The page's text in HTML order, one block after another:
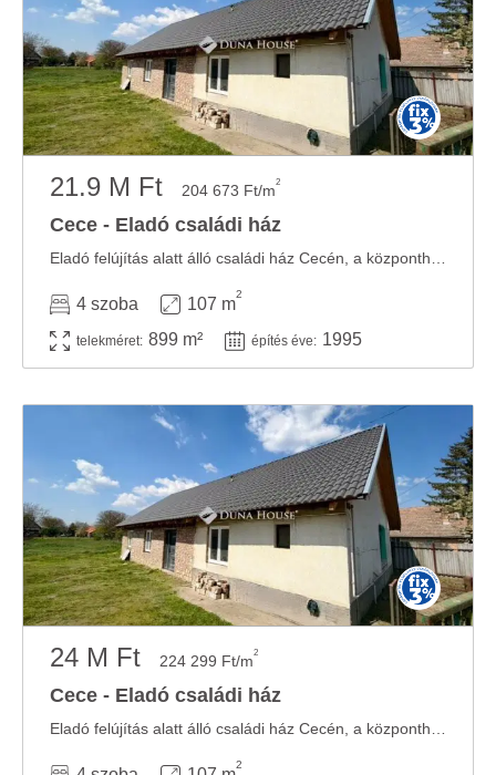
21.9 M Ft 204 673 Ft/m2
Cece - Eladó családi ház
4 szoba 107 m
2
telekméret: 899 m² építés éve: 1995
24 M Ft 224 299 Ft/m2
Cece - Eladó családi ház
2